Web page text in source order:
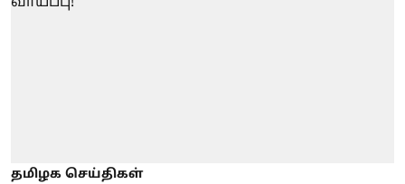
தமிழக செய்திகள்